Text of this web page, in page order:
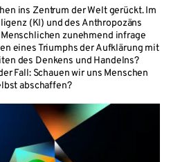
ins Zentrum der Welt gerückt. Im
(KI) und des Anthropozäns
zunehmend infrage
eines Triumphs der Aufklärung mit
des Denkens und Handelns?
Fall: Schauen wir uns Menschen
abschaffen?